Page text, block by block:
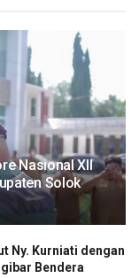
Nasional XII
Solok
Ny. Kurniati dengan
Bendera